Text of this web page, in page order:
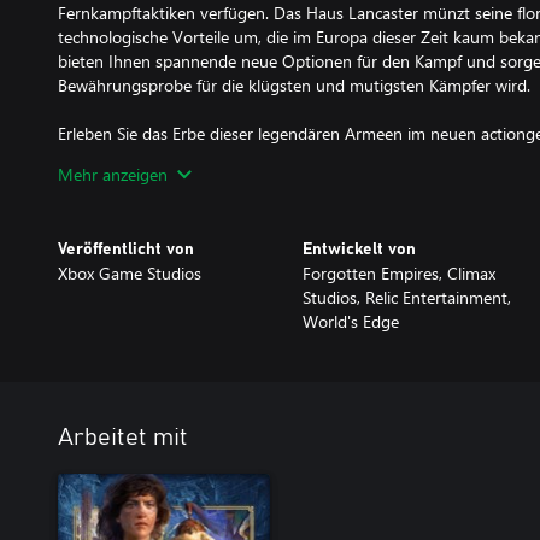
Fernkampftaktiken verfügen. Das Haus Lancaster münzt seine
technologische Vorteile um, die im Europa dieser Zeit kaum
bieten Ihnen spannende neue Optionen für den Kampf und
Bewährungsprobe für die klügsten und mutigsten Kämpfer wird.
Erleben Sie das Erbe dieser legendären Armeen im neuen
in Schlachten, die auf legendären historischen
Towton überlebt.
Diese vier Missionen geben Ihnen Einblicke in entscheidende
Ihnen die Möglichkeit, Ihre Fähigkeiten beim wiederholten
Darüber hinaus bereichert dieser DLC Ihre Gefechts- und
Karten. Ziehen Sie durch abwechslungsreiches Gelände, von
tückischen Schlachtfeldern, welche jeweils maßgeschneiderte
der Umgebung erfordern. Ob Sie im Mehrspieler-Kampf über die
geschichtsträchtigem Boden im Einzelspieler-Modus eine
Mehr anzeigen
Veröffentlicht von
Xbox Game Studios
Entwickelt von
Forgotten Empires, Climax
Studios, Relic Entertainment,
World's Edge
Arbeitet mit